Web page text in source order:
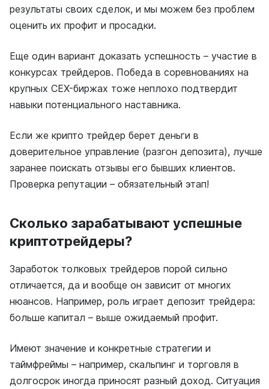
результаты своих сделок, и мы можем без проблем
оценить их профит и просадки.
Еще один вариант доказать успешность – участие в
конкурсах трейдеров. Победа в соревнованиях на
крупных CEX-биржах тоже неплохо подтвердит
навыки потенциального наставника.
Если же крипто трейдер берет деньги в
доверительное управление (разгон депозита), лучше
заранее поискать отзывы его бывших клиентов.
Проверка репутации – обязательный этап!
Сколько зарабатывают успешные
криптотрейдеры?
Заработок толковых трейдеров порой сильно
отличается, да и вообще он зависит от многих
нюансов. Например, роль играет депозит трейдера:
больше капитал – выше ожидаемый профит.
Имеют значение и конкретные стратегии и
таймфреймы – например, скальпинг и торговля в
долгосрок иногда приносят разный доход. Ситуация